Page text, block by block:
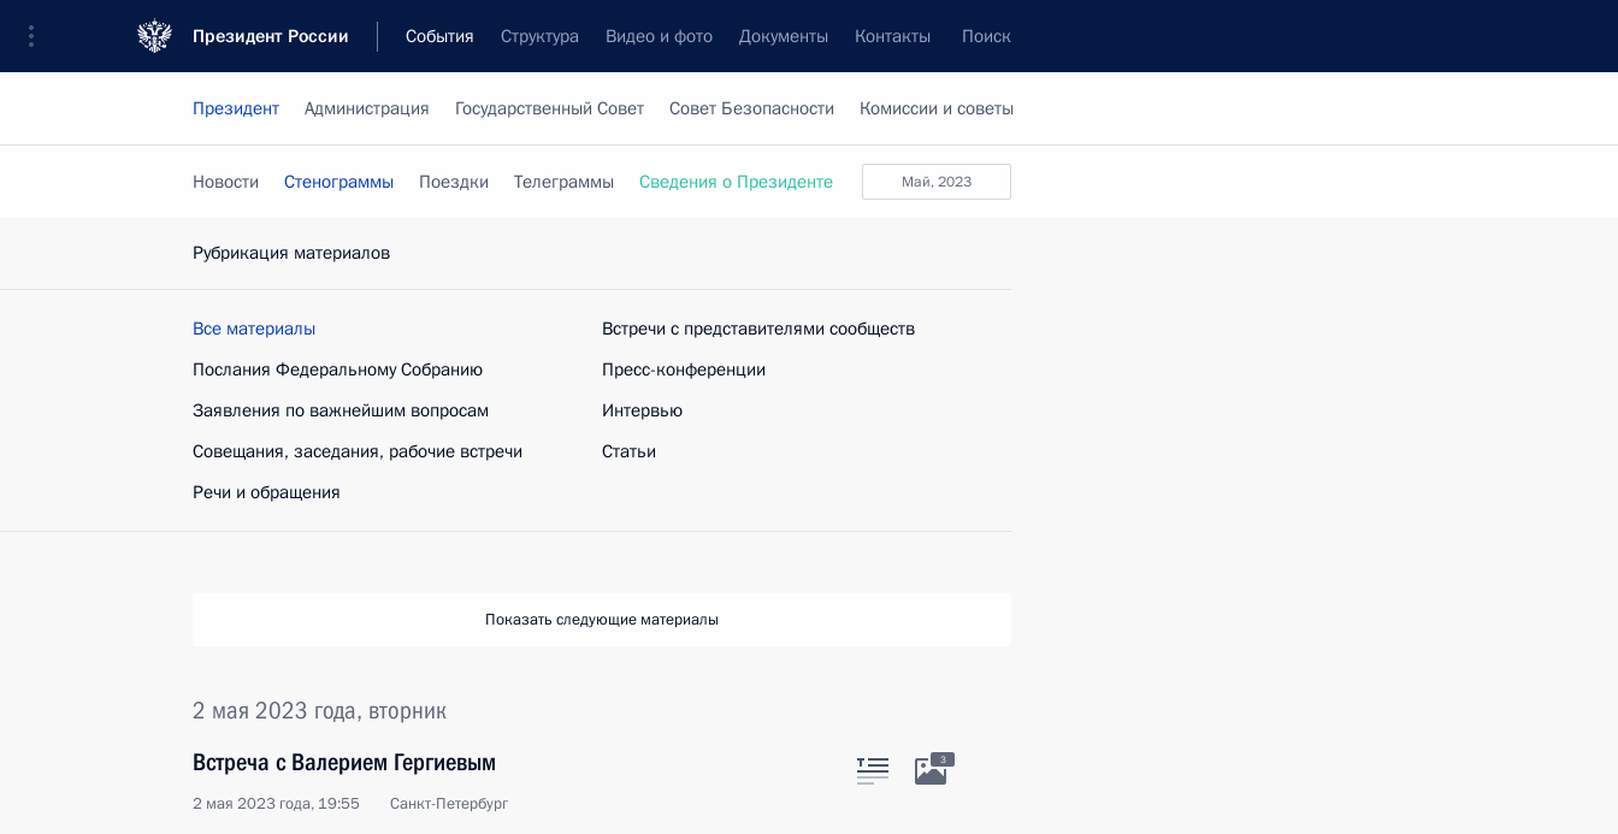
Президент России События Структура Видео и фото Документы Контакты Поиск
Президент Администрация Государственный Совет Совет Безопасности Комиссии и советы
май, 2023
Новости Стенограммы Поездки Телеграммы Сведения о Президенте
Рубрикация материалов
Все материалы
Послания Федеральному Собранию
Заявления по важнейшим вопросам
Совещания, заседания, рабочие встречи
Речи и обращения
Встречи с представителями сообществ
Пресс-конференции
Интервью
Статьи
Показать следующие материалы
2 мая 2023 года, вторник
Встреча с Валерием Гергиевым
2 мая 2023 года, 19:55 Санкт-Петербург
3